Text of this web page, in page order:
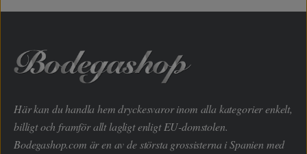
Här kan du handla hem dryckesvaror inom alla kategorier enkelt,
billigt och framför allt lagligt enligt EU-domstolen.
Bodegashop.com är en av de största grossisterna i Spanien med